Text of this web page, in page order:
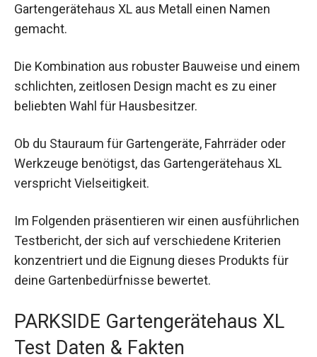
Gartengerätehaus XL aus Metall einen Namen
gemacht.
Die Kombination aus robuster Bauweise und einem
schlichten, zeitlosen Design macht es zu einer
beliebten Wahl für Hausbesitzer.
Ob du Stauraum für Gartengeräte, Fahrräder oder
Werkzeuge benötigst, das Gartengerätehaus XL
verspricht Vielseitigkeit.
Im Folgenden präsentieren wir einen ausführlichen
Testbericht, der sich auf verschiedene Kriterien
konzentriert und die Eignung dieses Produkts für
deine Gartenbedürfnisse bewertet.
PARKSIDE Gartengerätehaus XL
Test Daten & Fakten